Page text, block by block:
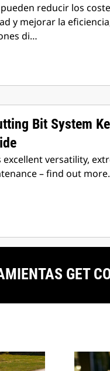
reducir los
y mejorar la
di…
Bit System
versatility,
– find out more.
GET